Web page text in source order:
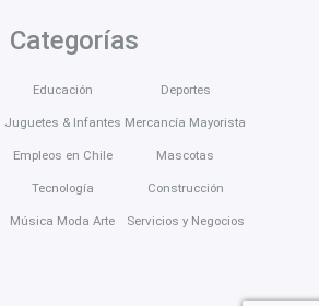
Categorías
Educación
Juguetes & Infantes
Empleos en Chile
Tecnología
Música Moda Arte
Deportes
Mercancía Mayorista
Mascotas
Construcción
Servicios y Negocios